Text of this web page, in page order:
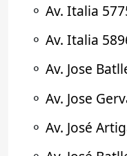
⚬ Av. Italia
⚬ Av. Italia
⚬ Av. Jose
⚬ Av. Jose
⚬ Av. José